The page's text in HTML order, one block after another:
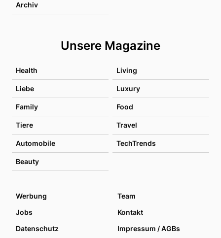
Archiv
Unsere Magazine
Health Living
Liebe Luxury
Family Food
Tiere Travel
Automobile TechTrends
Beauty
Werbung
Team
Jobs
Kontakt
Datenschutz
Impressum / AGBs